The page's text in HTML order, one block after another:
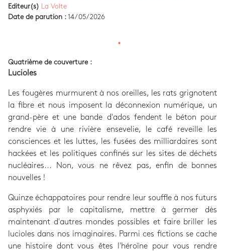
Editeur(s)
La Volte
Date de parution : 14/05/2026
Quatrième de couverture :
Lucioles
Les fougères murmurent à nos oreilles, les rats grignotent
la fibre et nous imposent la déconnexion numérique, un
grand-père et une bande d'ados fendent le béton pour
rendre vie à une rivière ensevelie, le café reveille les
consciences et les luttes, les fusées des milliardaires sont
hackées et les politiques confinés sur les sites de déchets
nucléaires... Non, vous ne rêvez pas, enfin de bonnes
nouvelles !
Quinze échappatoires pour rendre leur souffle à nos futurs
asphyxiés par le capitalisme, mettre à germer dès
maintenant d'autres mondes possibles et faire briller les
lucioles dans nos imaginaires. Parmi ces fictions se cache
une histoire dont vous êtes l'héroïne pour vous rendre